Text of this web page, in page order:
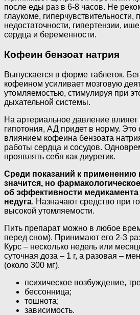
после еды раз в 6-8 часов. Не
глаукоме, гиперчувствительности,
недостаточности, гипертензии,
сердца и беременности.
Кофеин бензоат натрия
Выпускается в форме таблеток.
кофеином усиливает мозговую
утомляемостью, стимулируя при
дыхательной системы.
На артериальное давление влияет
гипотония, АД придет в норму. Это
влиянием кофеина бензоата
работы сердца и сосудов.
проявлять себя как диуретик.
Среди показаний к применению
значится, но
об эффективности медикамента
недуга. Назначают средство при
высокой утомляемости.
Пить препарат можно в любое
перед сном). Принимают его 2-3
Курс – несколько недель или
суточная доза – 1 г, а разовая –
(около 300 мг).
психическое возбуждение,
бессонница;
тошнота;
зависимость.